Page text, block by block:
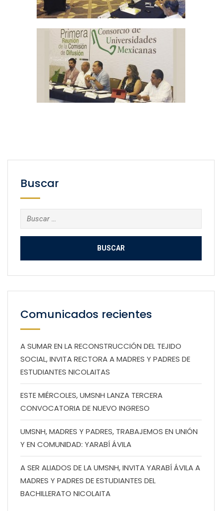
Buscar
Buscar:
Comunicados recientes
A SUMAR EN LA RECONSTRUCCIÓN DEL TEJIDO
SOCIAL, INVITA RECTORA A MADRES Y PADRES DE
ESTUDIANTES NICOLAITAS
ESTE MIÉRCOLES, UMSNH LANZA TERCERA
CONVOCATORIA DE NUEVO INGRESO
UMSNH, MADRES Y PADRES, TRABAJEMOS EN UNIÓN
Y EN COMUNIDAD: YARABÍ ÁVILA
A SER ALIADOS DE LA UMSNH, INVITA YARABÍ ÁVILA A
MADRES Y PADRES DE ESTUDIANTES DEL
BACHILLERATO NICOLAITA